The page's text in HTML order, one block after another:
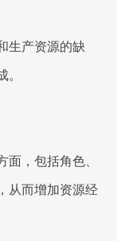
生产资源的缺
。
面，包括角色、
从而增加资源经